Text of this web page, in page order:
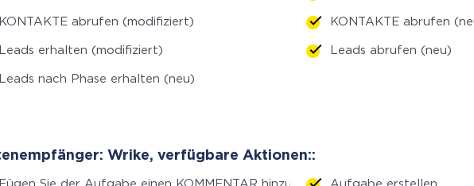
KONTAKTE abrufen (modifiziert) KONTAKTE abrufen
Leads erhalten (modifiziert) Leads abrufen (neu)
Leads nach Phase erhalten (neu)
Wrike, verfügbare Aktionen::